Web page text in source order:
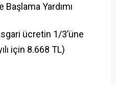
Başlama Yardımı
ücretin 1/3’üne
için 8.668 TL)